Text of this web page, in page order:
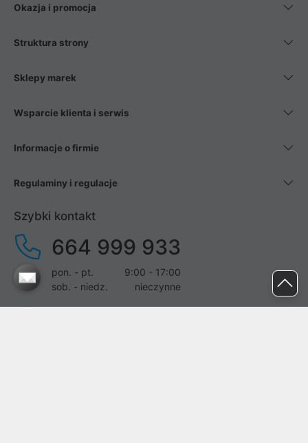
Okazja i promocja
Struktura strony
Sklepy marek
Wsparcie klienta i serwis
Informacje o firmie
Regulaminy i regulacje
Szybki kontakt
664 999 933
pon. - pt.
9:00 - 17:00
sob. - niedz.
nieczynne